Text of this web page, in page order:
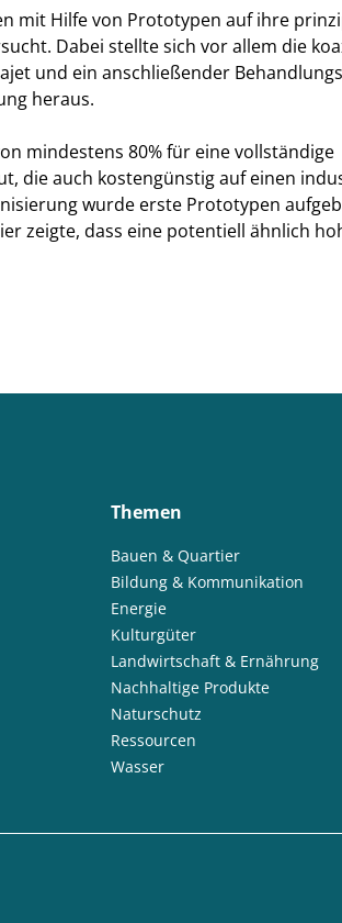
mit Hilfe von Prototypen auf ihre
Dabei stellte sich vor allem die
und ein anschließender
heraus.
mindestens 80% für eine vollständige
die auch kostengünstig auf einen
wurde erste Prototypen
zeigte, dass eine potentiell ähnlich
Themen
Bauen & Quartier
Bildung & Kommunikation
Energie
Kulturgüter
Landwirtschaft & Ernährung
Nachhaltige Produkte
Naturschutz
Ressourcen
Wasser